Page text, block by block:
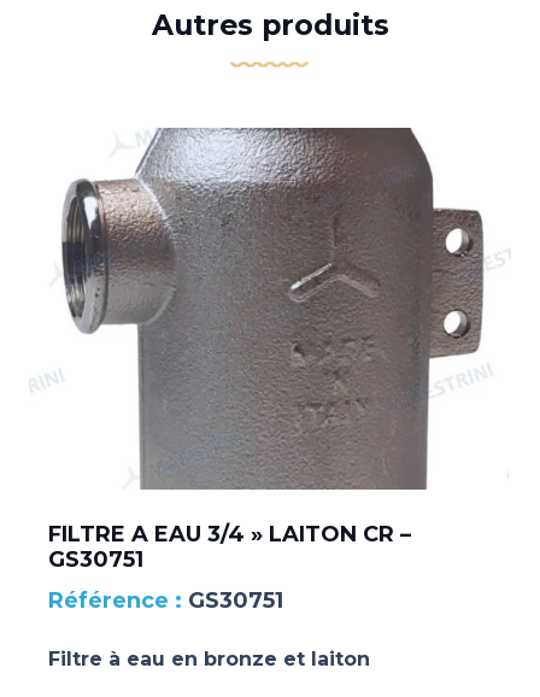
Autres produits
FILTRE A EAU 3/4 » LAITON CR –
GS30751
GS30751
Filtre à eau en bronze et laiton